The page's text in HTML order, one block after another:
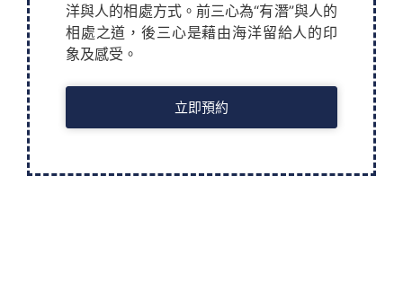
洋與人的相處方式。前三心為“有潛”與人的
相處之道，後三心是藉由海洋留給人的印
象及感受。
立即預約